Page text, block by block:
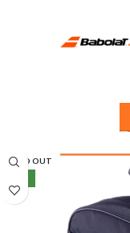
SOLD OUT